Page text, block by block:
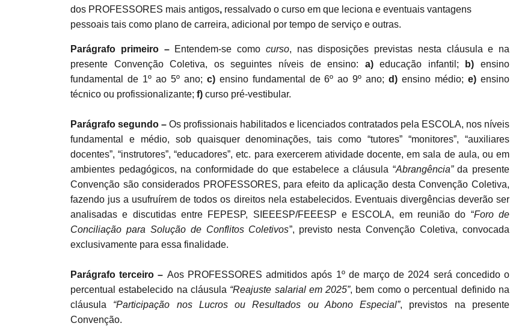
dos PROFESSORES mais antigos, ressalvado o curso em que leciona e eventuais vantagens
pessoais tais como plano de carreira, adicional por tempo de serviço e outras.
Parágrafo primeiro – Entendem-se como curso, nas disposições previstas nesta cláusula e na
presente Convenção Coletiva, os seguintes níveis de ensino: a)educação infantil; b) ensino
fundamental de 1º ao 5º ano; c)ensino fundamental de 6º ao 9º ano;d) ensino médio;e) ensino
técnico ou profissionalizante; f) curso pré-vestibular.
Parágrafo segundo – Os profissionais habilitados e licenciados contratados pela ESCOLA, nos níveis
fundamental e médio, sob quaisquer denominações, tais como “tutores” “monitores”, “auxiliares
docentes”, “instrutores”, “educadores”, etc. para exercerem atividade docente, em sala de aula, ou em
ambientes pedagógicos, na conformidade do que estabelece a cláusula “Abrangência”da presente
Convenção são considerados PROFESSORES, para efeito da aplicação desta Convenção Coletiva,
fazendo jus a usufruírem de todos os direitos nela estabelecidos. Eventuais divergências deverão ser
analisadas e discutidas entre FEPESP, SIEEESP/FEEESP e ESCOLA, em reunião do “Foro de
Conciliação para Solução de Conflitos Coletivos”, previsto nesta Convenção Coletiva, convocada
exclusivamente para essa finalidade.
Parágrafo terceiro – Aos PROFESSORES admitidos após 1º de março de 2024 será concedido o
percentual estabelecido na cláusula “Reajuste salarial em 2025”, bem como o percentual definido na
cláusula “Participação nos Lucros ou Resultados ou Abono Especial”, previstos na presente
Convenção.